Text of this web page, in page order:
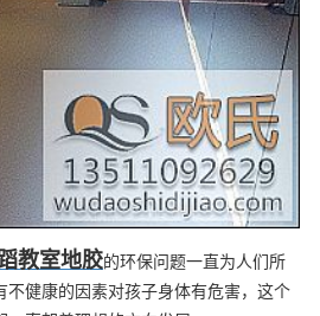
教室地胶的环保问题一直为人们所
不健康的因素对孩子身体有危害，这个